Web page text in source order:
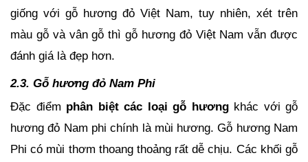
giống với gỗ hương đỏ Việt Nam, tuy nhiên, xét trên
màu gỗ và vân gỗ thì gỗ hương đỏ Việt Nam vẫn được
đánh giá là đẹp hơn.
2.3. Gỗ hương đỏ Nam Phi
Đặc điểm phân biệt các loại gỗ hương khác với gỗ
hương đỏ Nam phi chính là mùi hương. Gỗ hương Nam